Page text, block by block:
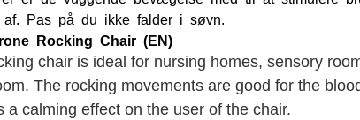
Pas på du ikke falder i søvn.
Rocking Chair (EN)
chair is ideal for nursing homes, sensory
The rocking movements are good for the
a calming effect on the user of the chair.